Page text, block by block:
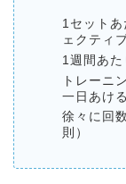
1セット
ェクティ
1週間あ
トレーニ
一日あける
徐々に回
則）